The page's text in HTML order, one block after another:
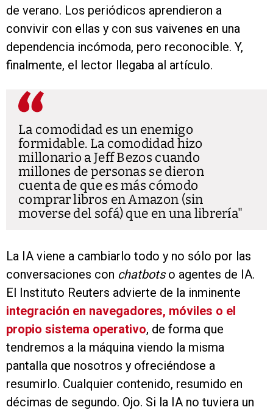
de verano. Los periódicos aprendieron a
convivir con ellas y con sus vaivenes en una
dependencia incómoda, pero reconocible. Y,
finalmente, el lector llegaba al artículo.
La comodidad es un enemigo
formidable. La comodidad hizo
millonario a Jeff Bezos cuando
millones de personas se dieron
cuenta de que es más cómodo
comprar libros en Amazon (sin
moverse del sofá) que en una librería
La IA viene a cambiarlo todo y no sólo por las
conversaciones con chatbotso agentes de IA.
El Instituto Reuters advierte de la inminente
integración en navegadores, móviles o el
propio sistema operativo, de forma que
tendremos a la máquina viendo la misma
pantalla que nosotros y ofreciéndose a
resumirlo. Cualquier contenido, resumido en
décimas de segundo. Ojo. Si la IA no tuviera un